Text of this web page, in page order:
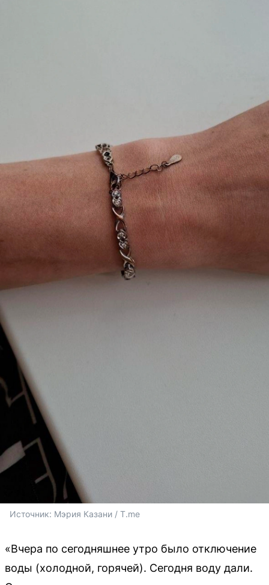
Источник: Мэрия Казани / T.me
«Вчера по сегодняшнее утро было отключение
воды (холодной, горячей). Сегодня воду дали.